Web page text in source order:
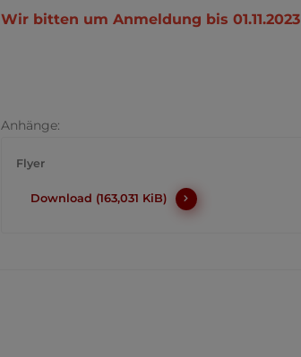
Wir bitten um Anmeldung bis 01.11.2023
Anhänge:
Flyer
Download (163,031 KiB)